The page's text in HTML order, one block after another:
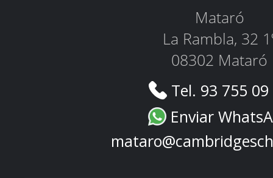
Mataró
La Rambla, 32
08302 Mataró
Tel. 93 755
Enviar